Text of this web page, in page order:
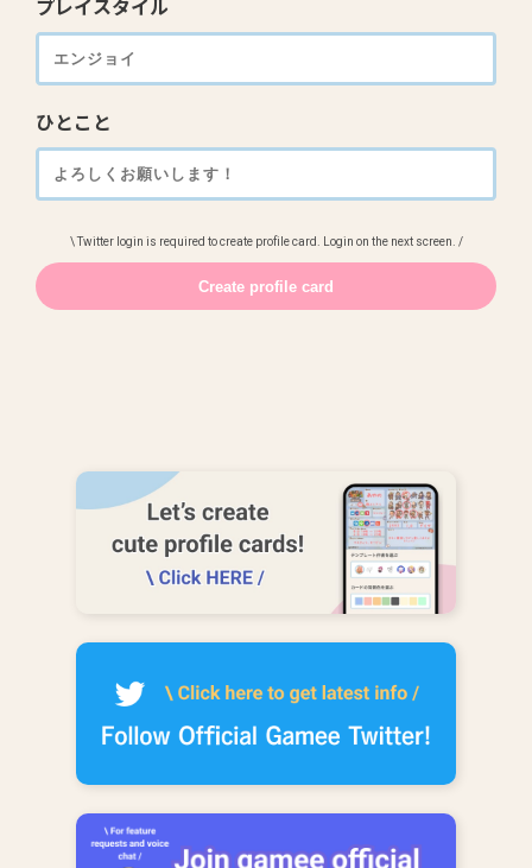
プレイスタイル
ひとこと
\ Twitter login is required to create profile card. Login on the next screen. /